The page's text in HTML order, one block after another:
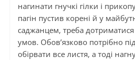
нагинати гнучкі гілки і
пагін пустив корені й у
саджанцем, треба
умов. Обов’язково потрібно
обірвати все листя, а тоді